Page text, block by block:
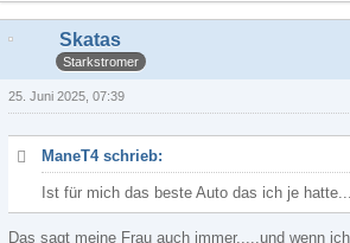
Skatas
Starkstromer
25. Juni 2025, 07:39
ManeT4 schrieb:
Ist für mich das beste Auto das ich je
Das sagt meine Frau auch immer.....und wenn